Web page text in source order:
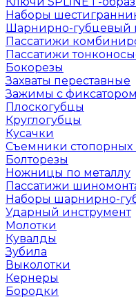
Наборы
Шарнирно-губцевый
Пассатижи
Пассатижи
Бокорезы
Захваты переставные
Зажимы с фиксатором
Плоскогубцы
Круглогубцы
Кусачки
Съемники стопорных
Болторезы
Ножницы по металлу
Пассатижи
Наборы шарнирно-
Ударный инструмент
Молотки
Кувалды
Зубила
Выколотки
Кернеры
Бородки